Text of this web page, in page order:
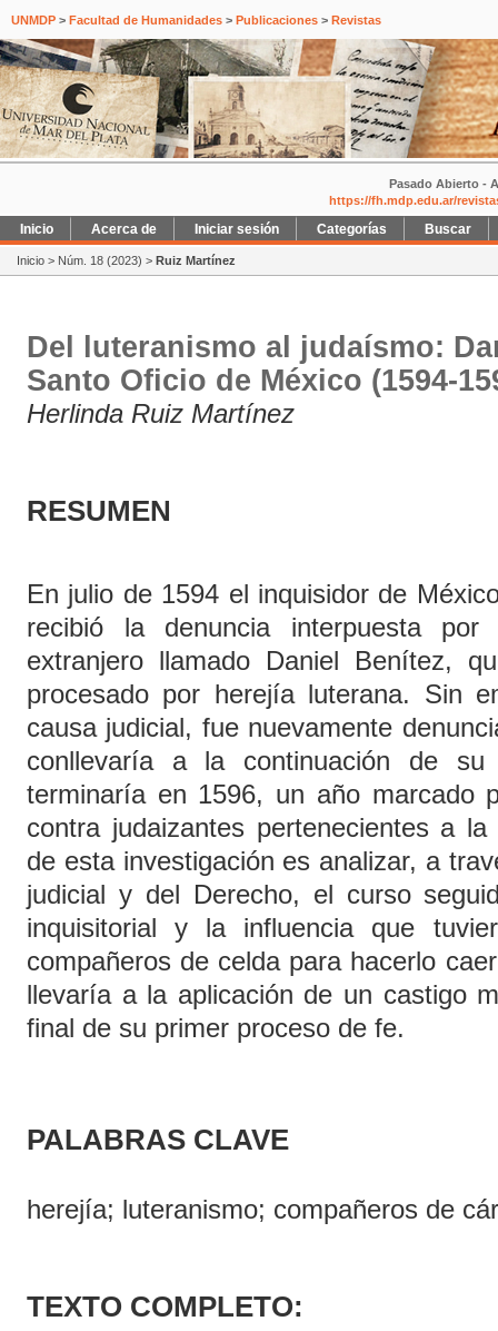
UNMDP > Facultad de Humanidades > Publicaciones > Revistas
Pasado Abierto -
https://fh.mdp.edu.ar/
Inicio Acerca de Iniciar sesión Categorías Buscar
Inicio > Núm. 18 (2023) > Ruiz Martínez
Del luteranismo al judaísmo:
Santo Oficio de México (1594-
Herlinda Ruiz Martínez
RESUMEN
En julio de 1594 el inquisidor de
recibió la denuncia interpuesta
extranjero llamado Daniel Benítez,
procesado por herejía luterana. Sin
causa judicial, fue nuevamente
conllevaría a la continuación de
terminaría en 1596, un año marcado
contra judaizantes pertenecientes a
de esta investigación es analizar, a
judicial y del Derecho, el curso
inquisitorial y la influencia que
compañeros de celda para hacerlo
llevaría a la aplicación de un castigo
final de su primer proceso de fe.
PALABRAS CLAVE
herejía; luteranismo; compañeros de
TEXTO COMPLETO: